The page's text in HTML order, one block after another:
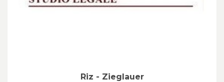
Riz - Zieglauer